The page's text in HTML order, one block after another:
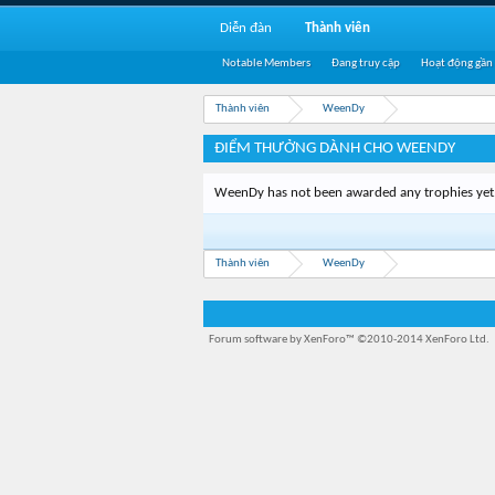
Thành viên WeenDy
ĐIỂM THƯỞNG DÀNH CHO WEENDY
WeenDy has not been awarded any trophies
Thành viên WeenDy
Diễn đàn Thành viên
Notable Members Đang truy cập Hoạt động gần
Forum software by XenForo™ ©2010-2014 XenForo Ltd.